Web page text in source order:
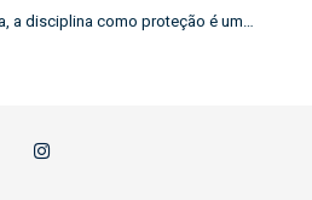
a disciplina como proteção é um…